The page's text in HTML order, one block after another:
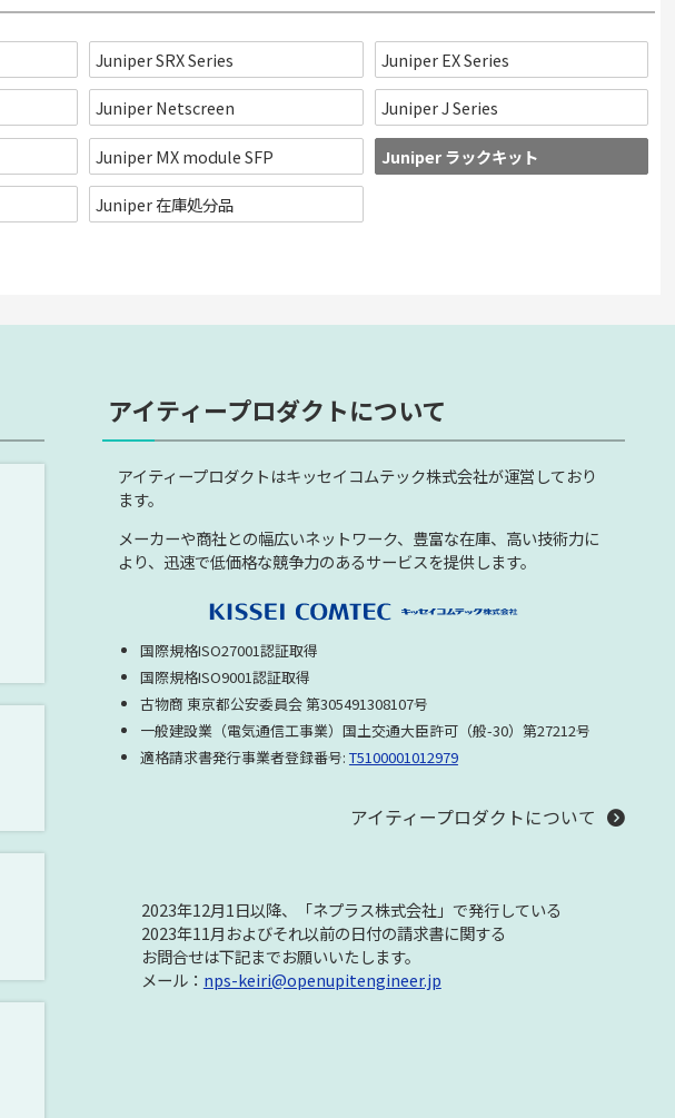
Juniper SRX Series Juniper EX Series
Juniper Netscreen Juniper J Series
Juniper MX module SFP Juniper ラックキット
Juniper 在庫処分品
アイティープロダクトについて
アイティープロダクトはキッセイコムテック株式会社が運営しており
ます。
メーカーや商社との幅広いネットワーク、豊富な在庫、高い技術力に
より、迅速で低価格な競争力のあるサービスを提供します。
国際規格ISO27001認証取得
国際規格ISO9001認証取得
古物商 東京都公安委員会 第305491308107号
一般建設業（電気通信工事業）国土交通大臣許可（般-30）第27212号
適格請求書発行事業者登録番号: T5100001012979
アイティープロダクトについて
2023年12月1日以降、「ネプラス株式会社」で発行している
2023年11月およびそれ以前の日付の請求書に関する
お問合せは下記までお願いいたします。
メール： nps-keiri@openupitengineer.jp